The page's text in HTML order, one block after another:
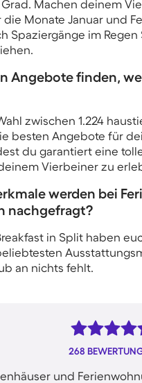
Machen deinem
Monate Januar und
Spaziergänge im
Angebote finden,
zwischen 1.224
besten Angebote für
du garantiert eine
Vierbeiner zu
werden bei
nachgefragt?
in Split haben
an nichts fehlt.
268
und